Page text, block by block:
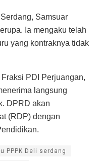
Samsuar
Ia mengaku telah
yang kontraknya tidak
PDI Perjuangan,
langsung
DPRD akan
(RDP) dengan
PPPK Deli serdang